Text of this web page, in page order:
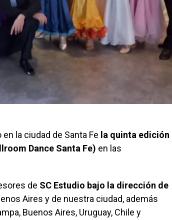
la ciudad de Santa Fe la quinta edición
Dance Santa Fe) en las
de SC Estudio bajo la dirección de
Aires y de nuestra ciudad, además
Buenos Aires, Uruguay, Chile y